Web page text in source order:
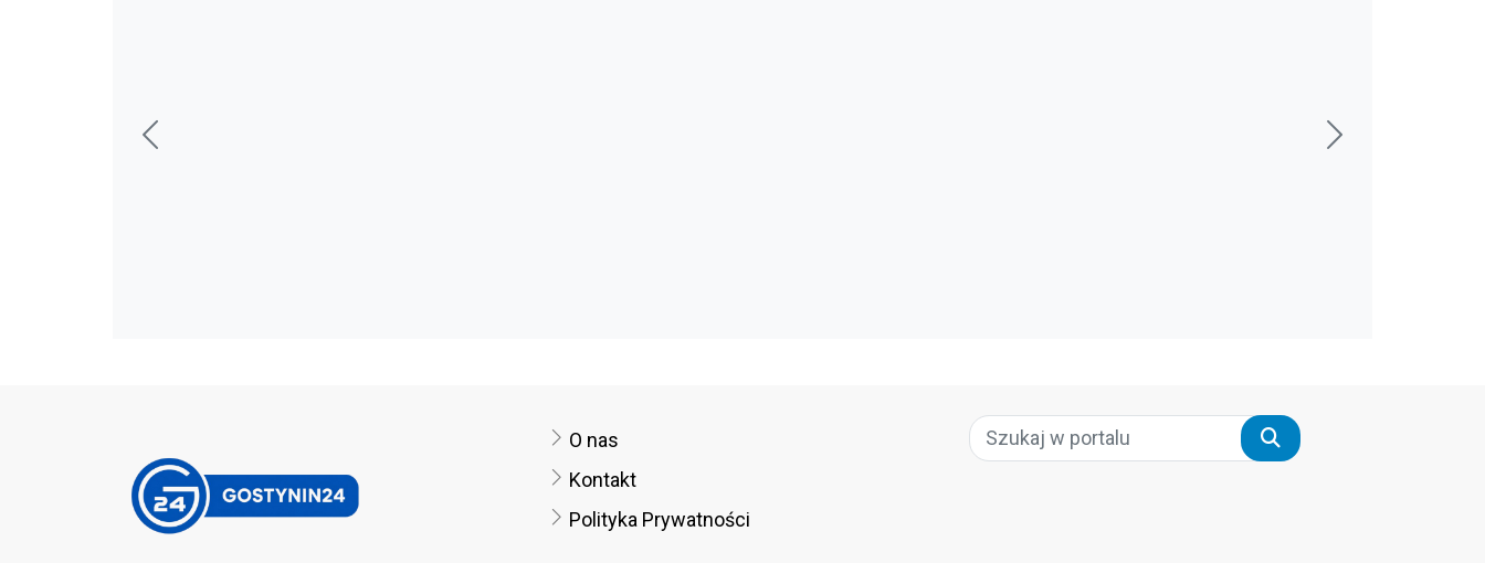
O nas
Kontakt
Polityka Prywatności
Szukaj